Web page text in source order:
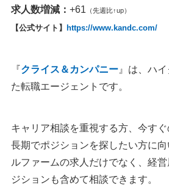
求人数増減： +61 （先週比↑up）
【公式サイト】 https://www.kandc.com/
『クライス＆カンパニー 』は、ハ
た転職エージェントです。
キャリア相談を重視する方、今す
長期でポジションを探したい方に
ルファームの求人だけでなく、経
ジションも含めて相談できます。